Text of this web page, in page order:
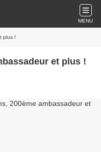
MENU
plus !
et plus !